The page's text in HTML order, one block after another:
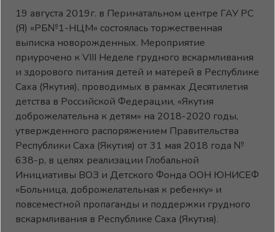
19 августа 2019г. в Перинатальном центре ГАУ РС
(Я) «РБ№1-НЦМ» состоялась торжественная
выписка новорожденных. Мероприятие
приурочено к VIII Неделе грудного вскармливания
и здорового питания детей и матерей в Республике
Саха (Якутия), проводимых в рамках Десятилетия
детства в Российской Федерации, «Якутия
доброжелательна к детям» на 2018-2020 годы,
утвержденного распоряжением Правительства
Республики Саха (Якутия) от 31 мая 2018 года №
638-р, в целях реализации Глобальной
Инициативы ВОЗ и Детского Фонда ООН ЮНИСЕФ
«Больница, доброжелательная к ребенку» и
повсеместной пропаганды и поддержки грудного
вскармливания в Республике Саха (Якутия).